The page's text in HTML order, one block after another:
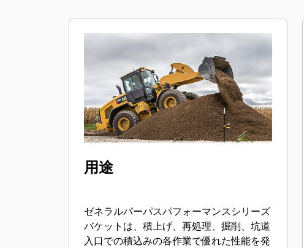
用途
ゼネラルパーパスパフォーマンスシリーズ
バケットは、積上げ、再処理、掘削、坑道
入口での積込みの各作業で優れた性能を発